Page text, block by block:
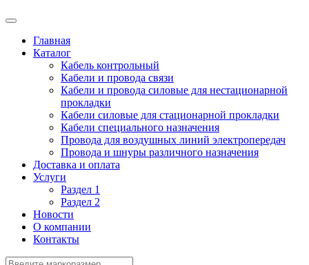
Главная
Каталог
Кабель контрольный
Кабели и провода связи
Кабели и провода силовые для нестационарной
прокладки
Кабели силовые для стационарной прокладки
Кабели специального назначения
Провода для воздушных линий электропередач
Провода и шнуры различного назначения
Доставка и оплата
Услуги
Раздел 1
Раздел 2
Новости
О компании
Контакты